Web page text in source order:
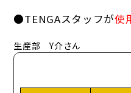
●TENGAスタッフが使
生産部 Y介さん